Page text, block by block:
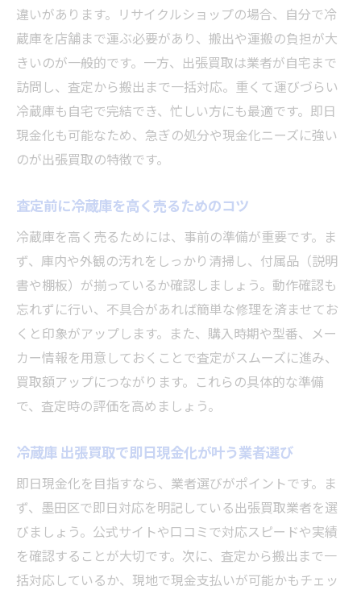
違いがあります。リサイクルショップの場合、自分で冷
蔵庫を店舗まで運ぶ必要があり、搬出や運搬の負担が大
きいのが一般的です。一方、出張買取は業者が自宅まで
訪問し、査定から搬出まで一括対応。重くて運びづらい
冷蔵庫も自宅で完結でき、忙しい方にも最適です。即日
現金化も可能なため、急ぎの処分や現金化ニーズに強い
のが出張買取の特徴です。
査定前に冷蔵庫を高く売るためのコツ
冷蔵庫を高く売るためには、事前の準備が重要です。ま
ず、庫内や外観の汚れをしっかり清掃し、付属品（説明
書や棚板）が揃っているか確認しましょう。動作確認も
忘れずに行い、不具合があれば簡単な修理を済ませてお
くと印象がアップします。また、購入時期や型番、メー
カー情報を用意しておくことで査定がスムーズに進み、
買取額アップにつながります。これらの具体的な準備
で、査定時の評価を高めましょう。
冷蔵庫 出張買取で即日現金化が叶う業者選び
即日現金化を目指すなら、業者選びがポイントです。ま
ず、墨田区で即日対応を明記している出張買取業者を選
びましょう。公式サイトや口コミで対応スピードや実績
を確認することが大切です。次に、査定から搬出まで一
括対応しているか、現地で現金支払いが可能かもチェッ